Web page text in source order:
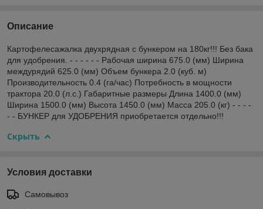
Описание
Картофелесажалка двухрядная с бункером на 180кг!!! Без бака
для удобрения. - - - - - - Рабочая ширина 675.0 (мм) Ширина
междурядий 625.0 (мм) Объем бункера 2.0 (куб. м)
Производительность 0.4 (га/час) Потребность в мощности
трактора 20.0 (л.с.) Габаритные размеры Длина 1400.0 (мм)
Ширина 1500.0 (мм) Высота 1450.0 (мм) Масса 205.0 (кг) - - - -
- - БУНКЕР для УДОБРЕНИЯ приобретается отдельно!!!
Скрыть
Условия доставки
Самовывоз